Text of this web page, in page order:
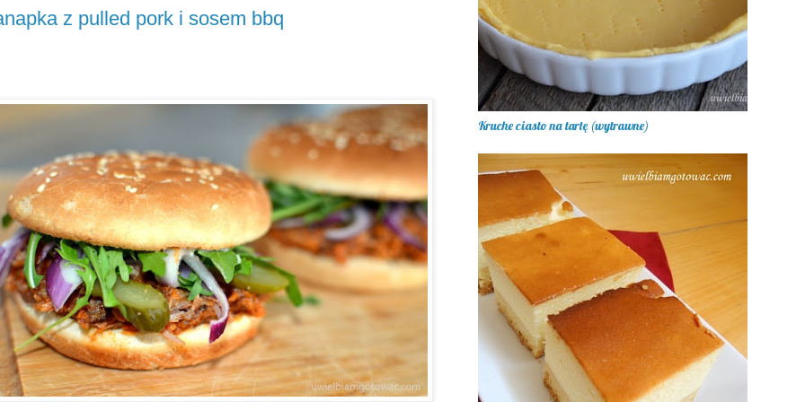
z pulled pork i sosem bbq
Kruche ciasto na tartę (wytrawne)